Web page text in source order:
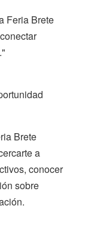
Feria Brete
Brete
a
conocer
sobre